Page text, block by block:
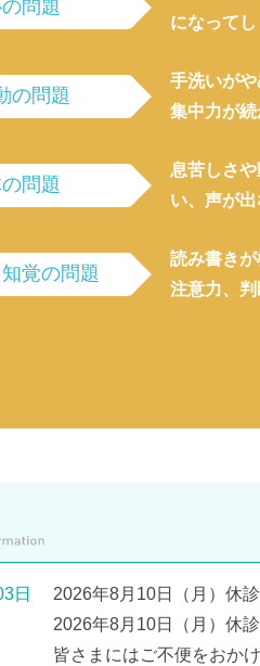
問題
になって
の問題
手洗いが
集中力が
問題
息苦しさ
い、声が
覚の問題
読み書き
注意力、
日
2026年8月10日（月）休
2026年8月10日（月）休
皆さまにはご不便をおか